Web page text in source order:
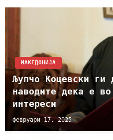
МАКЕДОНИЈА
Љупчо Коцевски ги
наводите дека е
интереси
февруари 17, 2025